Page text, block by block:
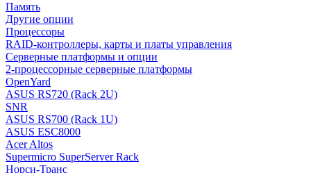
Память
Другие опции
Процессоры
RAID-контроллеры, карты и платы управления
Серверные платформы и опции
2-процессорные серверные платформы
OpenYard
ASUS RS720 (Rack 2U)
SNR
ASUS RS700 (Rack 1U)
ASUS ESC8000
Acer Altos
Supermicro SuperServer Rack
Норси-Транс